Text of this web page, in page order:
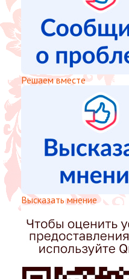
Решаем вместе
Высказать мнение